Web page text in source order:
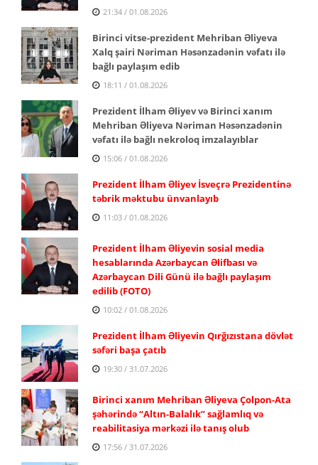
21:34 / 01.08.2026
Birinci vitse-prezident Mehriban Əliyeva
Xalq şairi Nəriman Həsənzadənin vəfatı ilə
bağlı paylaşım edib
18:11 / 01.08.2026
Prezident İlham Əliyev və Birinci xanım
Mehriban Əliyeva Nəriman Həsənzadənin
vəfatı ilə bağlı nekroloq imzalayıblar
15:06 / 01.08.2026
Prezident İlham Əliyev İsveçrə Prezidentinə
təbrik məktubu ünvanlayıb
11:03 / 01.08.2026
Prezident İlham Əliyevin sosial media
hesablarında Azərbaycan Əlifbası və
Azərbaycan Dili Günü ilə bağlı paylaşım
edilib (FOTO)
10:02 / 01.08.2026
Prezident İlham Əliyevin Qırğızıstana dövlət
səfəri başa çatıb
19:30 / 31.07.2026
Birinci xanım Mehriban Əliyeva Çolpon-Ata
şəhərində “Altın-Balalık” sağlamlıq və
reabilitasiya mərkəzi ilə tanış olub
17:56 / 31.07.2026